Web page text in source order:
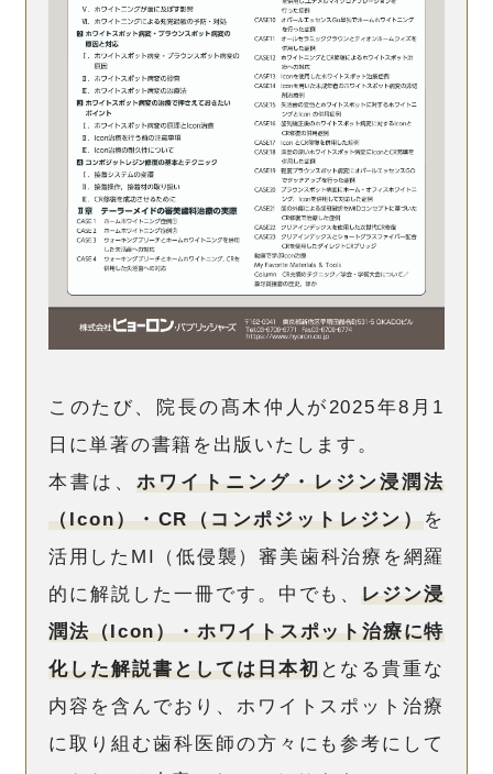
このたび、院長の髙木仲人が2025年8月1
日に単著の書籍を出版いたします。
本書は、ホワイトニング・レジン浸潤法
（Icon）・CR（コンポジットレジン）を
活用したMI（低侵襲）審美歯科治療を網羅
的に解説した一冊です。中でも、レジン浸
潤法（Icon）・ホワイトスポット治療に特
化した解説書としては日本初となる貴重な
内容を含んでおり、ホワイトスポット治療
に取り組む歯科医師の方々にも参考にして